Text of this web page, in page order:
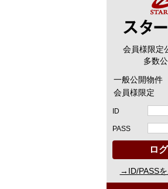
会員様限定
多数
一般公開物件
会員様限定
ID
PASS
ロ
→ID/PASS